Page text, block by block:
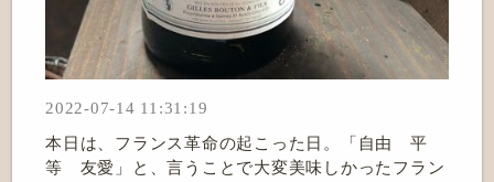
2022-07-14 11:31:19
本日は、フランス革命の起こった日。「自由 平
等 友愛」と、言うことで大変美味しかったフラン